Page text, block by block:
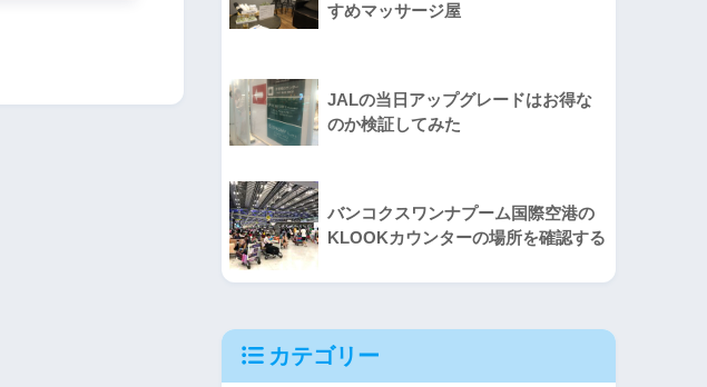
すめマッサージ屋
JALの当日アップグレードはお得な
のか検証してみた
バンコクスワンナプーム国際空港の
KLOOKカウンターの場所を確認する
カテゴリー